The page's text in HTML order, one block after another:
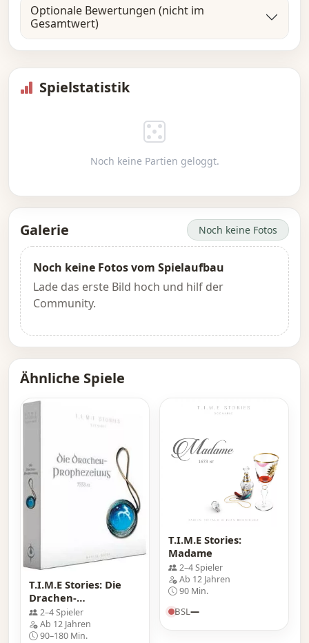
Optionale Bewertungen (nicht im
Gesamtwert)
Spielstatistik
Noch keine Partien geloggt.
Galerie Noch keine Fotos
Noch keine Fotos vom Spielaufbau
Lade das erste Bild hoch und hilf der
Community.
Ähnliche Spiele
T.I.M.E Stories: Die
Drachen-
Prophezeiung
2–4 Spieler
Ab 12 Jahren
90–180 Min.
T.I.M.E Stories:
Madame
2–4 Spieler
Ab 12 Jahren
90 Min.
BSL—